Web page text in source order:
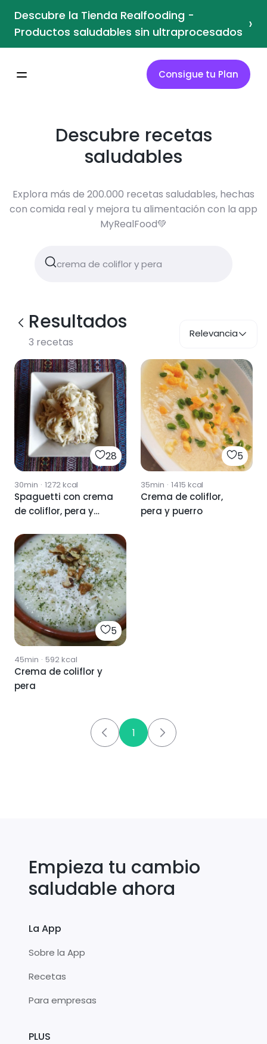
Descubre la Tienda Realfooding -
Productos saludables sin ultraprocesados ›
Consigue tu Plan
Descubre recetas
saludables
Explora más de 200.000 recetas saludables, hechas
con comida real y mejora tu alimentación con la app
MyRealFood💚
Resultados
3 recetas
Relevancia
28
30min · 1272kcal
Spaguetti con crema
de coliflor, pera y
5
35min · 1415 kcal
Crema de coliflor,
pera y puerro
5
45min · 592kcal
Crema de coliflor y
pera
1
Empieza tu cambio
saludable ahora
La App
Sobre la App
Recetas
Para empresas
PLUS